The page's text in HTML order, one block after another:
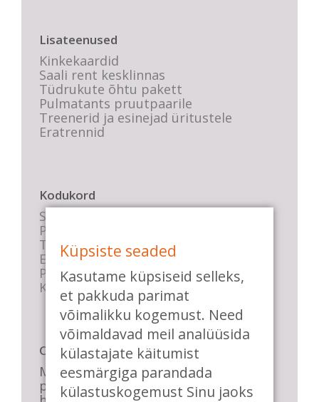
Lisateenused
Kinkekaardid
Saali rent kesklinnas
Tüdrukute õhtu pakett
Pulmatants pruutpaarile
Treenerid ja esinejad üritustele
Eratrennid
Kodukord
Stuudio sisekord
Privaatsustingimused
Tasemete kirjeldused
E-poe tingimused
Parkimise info
KKK
Casa de Baile
Me pühendume lõbusale olemisele,
positiivsele seltskonnale ja
Küpsiste seaded
Kasutame küpsiseid selleks,
et pakkuda parimat
võimalikku kogemust. Need
võimaldavad meil analüüsida
külastajate käitumist
eesmärgiga parandada
külastuskogemust Sinu jaoks